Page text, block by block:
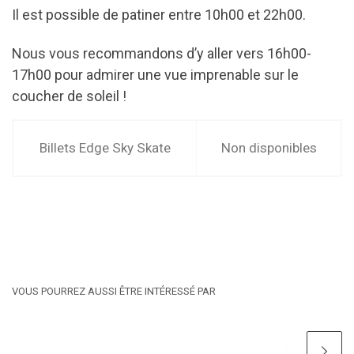
Il est possible de patiner entre 10h00 et 22h00.
Nous vous recommandons d’y aller vers 16h00-
17h00 pour admirer une vue imprenable sur le
coucher de soleil !
Billets Edge Sky Skate Non disponibles
VOUS POURREZ AUSSI ÊTRE INTÉRESSÉ PAR